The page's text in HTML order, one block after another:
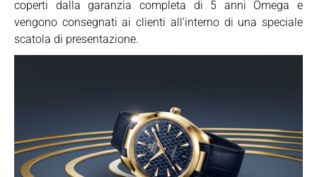
coperti dalla garanzia completa di 5 anni Omega e
vengono consegnati ai clienti all’interno di una speciale
scatola di presentazione.